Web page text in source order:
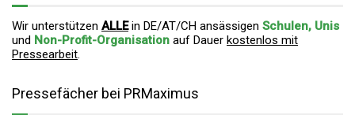
Wir unterstützen ALLEin DE/AT/CH ansässigen Schulen, Unis
und Non-Profit-Organisation auf Dauer kostenlos mit
Pressearbeit.
Pressefächer bei PRMaximus